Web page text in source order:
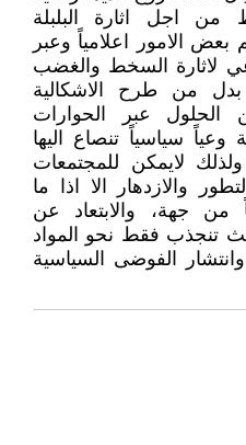
من اجل اثارة البلبلة
الامور اعلامياً وعبر
لاثارة السخط والغضب
بدل من طرح الاشكالية
عبر الحوارات
وعياً سياسياً تنصاع اليها
لايمكن للمجتمعات
والازدهار الا اذا ما
من جهة، والابتعاد عن
بحيث تنجذب فقط نحو المواد
الفوضى السياسية